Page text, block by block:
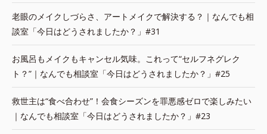
老眼のメイクしづらさ、アートメイクで解決する？｜なんでも相
談室「今日はどうされましたか？」#31
お風呂もメイクもキャンセル気味。これって“セルフネグレク
ト？”｜なんでも相談室「今日はどうされましたか？」#25
救世主は“食べ合わせ”！会食シーズンを罪悪感ゼロで楽しみたい
｜なんでも相談室「今日はどうされましたか？」#23